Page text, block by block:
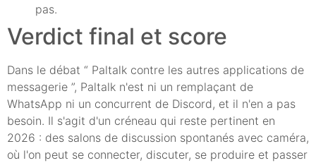
pas.
Verdict final et score
Dans le débat “ Paltalk contre les autres applications de
messagerie ”, Paltalk n'est ni un remplaçant de
WhatsApp ni un concurrent de Discord, et il n'en a pas
besoin. Il s'agit d'un créneau qui reste pertinent en
2026 : des salons de discussion spontanés avec caméra,
où l'on peut se connecter, discuter, se produire et passer